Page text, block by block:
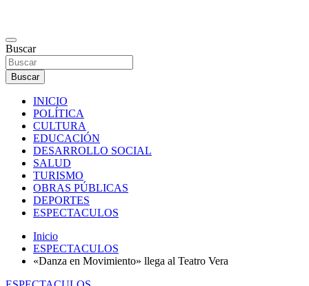
contenido
Noticias de Goya Corrientes
Buscar
Buscar
INICIO
POLÍTICA
CULTURA
EDUCACIÓN
DESARROLLO SOCIAL
SALUD
TURISMO
OBRAS PÚBLICAS
DEPORTES
ESPECTACULOS
Inicio
ESPECTACULOS
«Danza en Movimiento» llega al Teatro Vera